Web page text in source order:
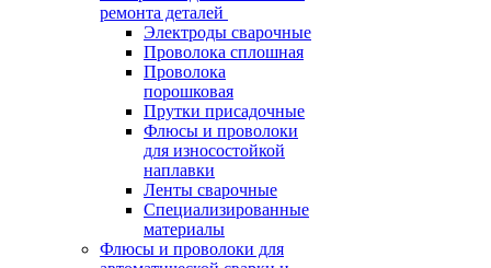
ремонта деталей
Электроды сварочные
Проволока сплошная
Проволока
порошковая
Прутки присадочные
Флюсы и проволоки
для износостойкой
наплавки
Ленты сварочные
Специализированные
материалы
Флюсы и проволоки для